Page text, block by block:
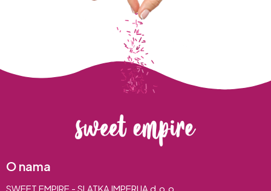
O nama
SWEET EMPIRE - SLATKA IMPERIJA d.o.o.